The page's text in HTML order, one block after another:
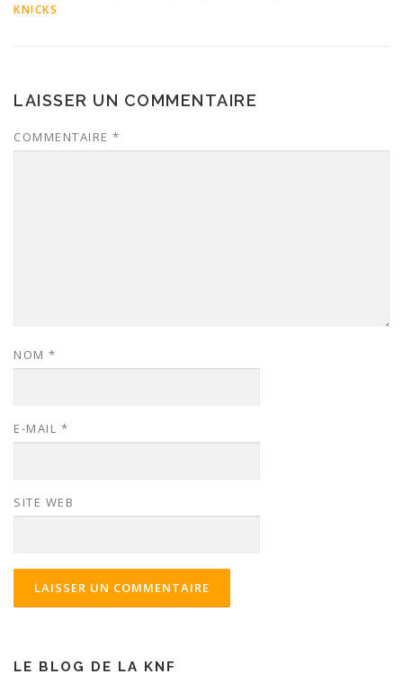
KNICKS
LAISSER UN COMMENTAIRE
COMMENTAIRE *
NOM *
E-MAIL *
SITE WEB
LE BLOG DE LA KNF